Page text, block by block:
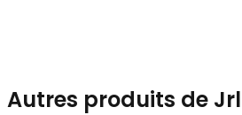
Autres produits de